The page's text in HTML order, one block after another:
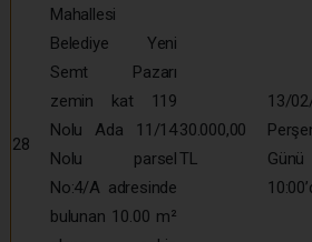
28
Mahallesi
Belediye Yeni
Semt Pazarı
zemin kat 119
Nolu Ada 11/14
Nolu parsel
No:4/A adresinde
bulunan 10.00 m²
30.000,00
TL
13/